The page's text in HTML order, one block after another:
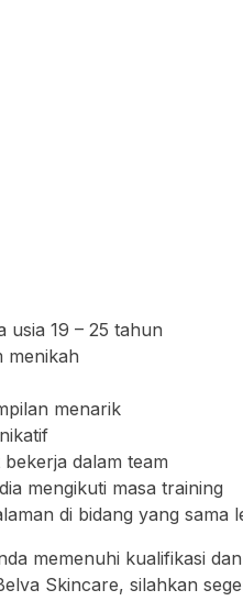
usia 19 – 25 tahun
menikah
menarik
bekerja dalam team
mengikuti masa training
di bidang yang sama
memenuhi kualifikasi
Skincare, silahkan